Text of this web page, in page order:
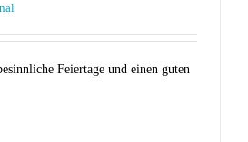
Feiertage und einen guten